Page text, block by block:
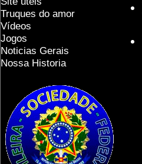
Truques do amor
Vídeos
Jogos
Noticias Gerais
Nossa Historia